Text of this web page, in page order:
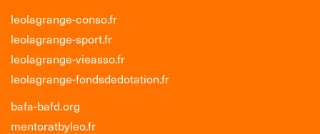
leolagrange-conso.fr
leolagrange-sport.fr
leolagrange-vieasso.fr
leolagrange-fondsdedotation.fr
bafa-bafd.org
mentoratbyleo.fr